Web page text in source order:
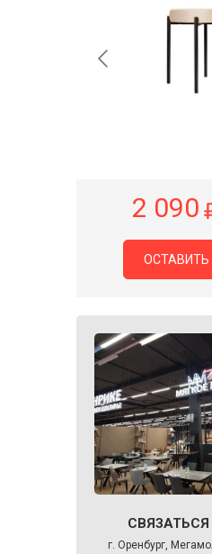
2 090
ОСТАВИТЬ
г. Оренбург,